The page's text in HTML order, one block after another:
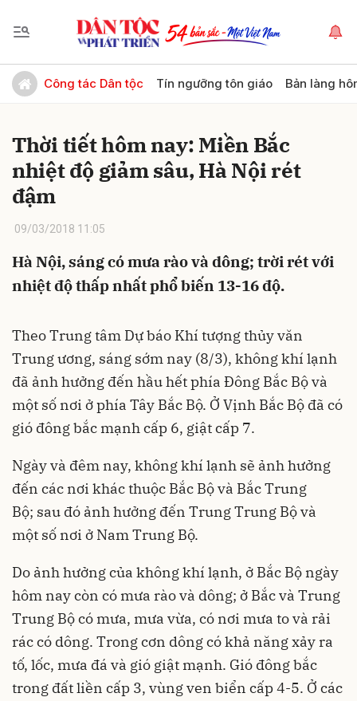
Công tác Dân tộc Tín ngưỡng tôn giáo Bản làng
Thời tiết hôm nay: Miền Bắc
nhiệt độ giảm sâu, Hà Nội rét
đậm
09/03/2018 11:05
Hà Nội, sáng có mưa rào và dông; trời rét với
nhiệt độ thấp nhất phổ biến 13-16 độ.
Theo Trung tâm Dự báo Khí tượng thủy văn
Trung ương, sáng sớm nay (8/3), không khí lạnh
đã ảnh hưởng đến hầu hết phía Đông Bắc Bộ và
một số nơi ở phía Tây Bắc Bộ. Ở Vịnh Bắc Bộ đã có
gió đông bắc mạnh cấp 6, giật cấp 7.
Ngày và đêm nay, không khí lạnh sẽ ảnh hưởng
đến các nơi khác thuộc Bắc Bộ và Bắc Trung
Bộ; sau đó ảnh hưởng đến Trung Trung Bộ và
một số nơi ở Nam Trung Bộ.
Do ảnh hưởng của không khí lạnh, ở Bắc Bộ ngày
hôm nay còn có mưa rào và dông; ở Bắc và Trung
Trung Bộ có mưa, mưa vừa, có nơi mưa to và rải
rác có dông. Trong cơn dông có khả năng xảy ra
tố, lốc, mưa đá và gió giật mạnh. Gió đông bắc
trong đất liền cấp 3, vùng ven biển cấp 4-5. Ở các
Gửi bình luận